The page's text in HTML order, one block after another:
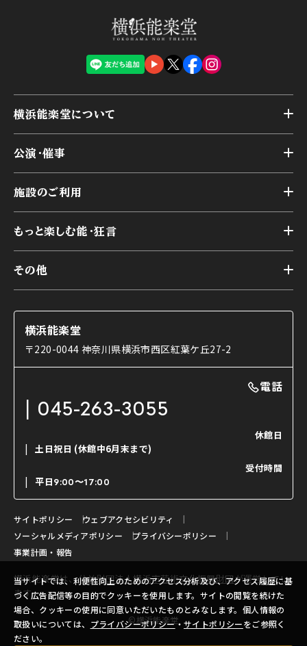
当サイトでは、利便性向上のためのアクセス分析及び、アクセス履歴に基
づく広告配信等の目的でクッキーを使用します。サイトの閲覧を続けた
場合、クッキーの使用に同意いただいたものとみなします。個人情報の
取扱いについては、 プライバシーポリシー・サイトポリシーをご参照く
ださい。
横浜能楽堂について
横浜能楽堂が取り組んだ事業
能舞台の歴史と特徴
様々なお客様に向けて
本舞台座席
交通アクセス
公演・催事
アーカイブ
施設のご利用
第二舞台
研修室
楽屋
ご利用の流れ
利用料金表
もっと楽しむ能・狂言
能舞台と演じ手
使用する道具
能・狂言の曲目説明
日本の古典芸能
その他
コラム
OTABISHO
チケット購入方法
ご寄附について
よくいただくご質問
お問い合わせ
横浜能楽堂
〒220-0044 神奈川県横浜市西区紅葉ケ丘27-2
電話
045-263-3055
休館日
土日祝日 (休館中6月末まで)
受付時間
平日9:00〜17:00
サイトポリシー
ウェブアクセシビリティ
ソーシャルメディアポリシー
プライバシーポリシー
事業計画・報告
横浜能楽堂は、公益財団法人横浜市芸術文化振興財団が運営してい
ます。
©横浜能楽堂